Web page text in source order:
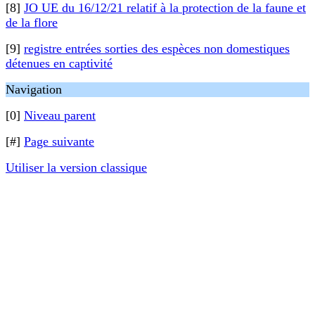
[8] JO UE du 16/12/21 relatif à la protection de la faune et
de la flore
[9] registre entrées sorties des espèces non domestiques
détenues en captivité
Navigation
[0] Niveau parent
[#] Page suivante
Utiliser la version classique